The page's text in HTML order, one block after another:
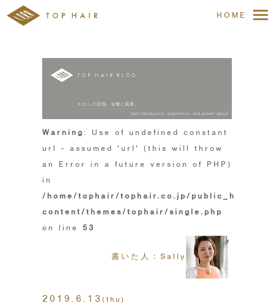
HOME
Warning : Use of undefined constant
url - assumed 'url' (this will throw
an Error in a future version of PHP)
in
/home/tophair/tophair.co.jp/public_html/
content/themes/tophair/single.php
on line 53
書いた人：Sally
2019.6.13 (thu)